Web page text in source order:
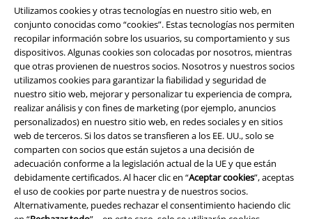
Utilizamos cookies y otras tecnologías en nuestro sitio web, en
conjunto conocidas como “cookies”. Estas tecnologías nos permiten
recopilar información sobre los usuarios, su comportamiento y sus
dispositivos. Algunas cookies son colocadas por nosotros, mientras
que otras provienen de nuestros socios. Nosotros y nuestros socios
utilizamos cookies para garantizar la fiabilidad y seguridad de
nuestro sitio web, mejorar y personalizar tu experiencia de compra,
realizar análisis y con fines de marketing (por ejemplo, anuncios
personalizados) en nuestro sitio web, en redes sociales y en sitios
web de terceros. Si los datos se transfieren a los EE. UU., solo se
comparten con socios que están sujetos a una decisión de
adecuación conforme a la legislación actual de la UE y que están
debidamente certificados. Al hacer clic en “Aceptar cookies”, aceptas
el uso de cookies por parte nuestra y de nuestros socios.
Alternativamente, puedes rechazar el consentimiento haciendo clic
donde tenemos unos pantalones geniales para que los lleves con tallas
grandes. Tómate tu tiempo para echar un vistazo y seguro que
encuentras algo que se adapte a ti.
Feliz compra en nuestra tienda online de moda femenina de tallas
grandes
Así que ya ves, incluso con un poco más de kilos puedes desahogarte en
nuestra tienda online. Puedes encargar online moda barata e inusual
para tallas grandes y recibirla en tu casa. Así podrás probarte la ropa
nueva con tranquilidad y trabajar en tu atuendo perfecto. No dejes de
consultar nuestras otras categorías de tallas grandes para no perderte
nada.